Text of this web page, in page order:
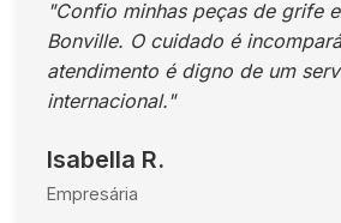
"Confio minhas peças de grife
Bonville. O cuidado é
atendimento é digno de um
internacional."
Isabella R.
Empresária